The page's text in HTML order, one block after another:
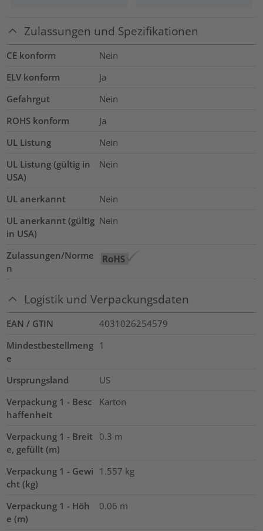
Zulassungen und Spezifikationen
CE konform
Nein
ELV konform
Ja
Gefahrgut
Nein
ROHS konform
Ja
UL Listung
Nein
UL Listung (gültig in
USA)
Nein
UL anerkannt
Nein
UL anerkannt (gültig
in USA)
Nein
Zulassungen/Norme
n
Logistik und Verpackungsdaten
EAN / GTIN
4031026254579
Mindestbestellmeng
e
1
Ursprungsland
US
Verpackung 1 - Besc
haffenheit
Karton
Verpackung 1 - Breit
e, gefüllt (m)
0.3 m
Verpackung 1 - Gewi
cht (kg)
1.557 kg
Verpackung 1 - Höh
e (m)
0.06 m